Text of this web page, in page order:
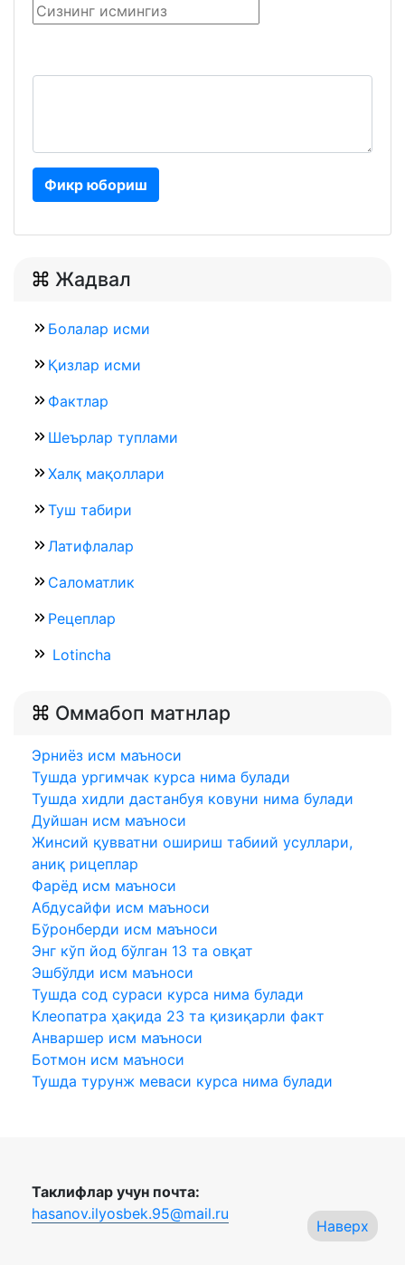
Фикр юбориш
Жадвал
Болалар исми
Қизлар исми
Фактлар
Шеърлар туплами
Халқ мақоллари
Туш табири
Латифлалар
Саломатлик
Рецеплар
Lotincha
Оммабоп матнлар
Эрниёз исм маъноси
Тушда ургимчак курса нима булади
Тушда хидли дастанбуя ковуни нима булади
Дуйшан исм маъноси
Жинсий қувватни ошириш табиий усуллари,
аниқ рицеплар
Фарёд исм маъноси
Абдусайфи исм маъноси
Бўронберди исм маъноси
Энг кўп йод бўлган 13 та овқат
Эшбўлди исм маъноси
Тушда сод сураси курса нима булади
Клеопатра ҳақида 23 та қизиқарли факт
Анваршер исм маъноси
Ботмон исм маъноси
Тушда турунж меваси курса нима булади
Наверх
Таклифлар учун почта:
hasanov.ilyosbek.95@mail.ru